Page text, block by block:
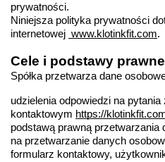
prywatności.
Niniejsza polityka prywatności
internetowej www.klotinkfit.com.
Cele i podstawy
Spółka przetwarza dane
udzielenia odpowiedzi na
kontaktowym https://
podstawą prawną
na przetwarzanie danych
formularz kontaktowy,